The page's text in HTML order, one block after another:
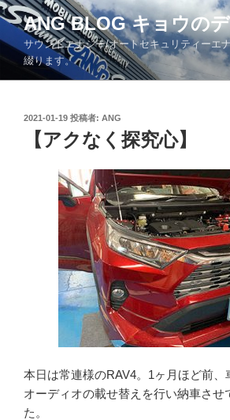
コ
ン
テ
ツ
ANG BLOG キョウの
サウンドエナジー/オートセキュリティーエ
綴ります。
投
2021-01-19 投稿者: ANG
【アクなく探究心】
本日は常連様のRAV4。1ヶ月ほど前、
オーディオの載せ替えを行い納車させ
た。